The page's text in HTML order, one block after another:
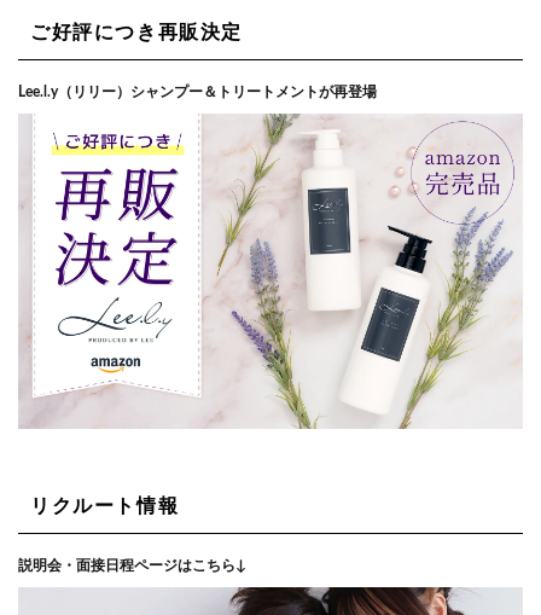
ご好評につき再販決定
Lee.l.y（リリー）シャンプー＆トリートメントが再登場
リクルート情報
説明会・面接日程ページはこちら↓